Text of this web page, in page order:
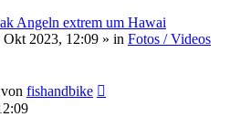
Angeln extrem um Hawai
Okt 2023, 12:09 » in Fotos / Videos
von fishandbike